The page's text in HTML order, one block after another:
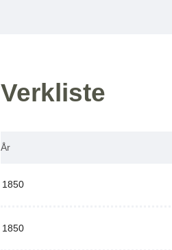
Verkliste
År
1850
1850